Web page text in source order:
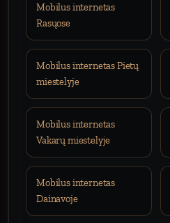
Mobilus internetas
Rasųose
Mobilus internetas Pietų
miestelyje
Mobilus internetas
Vakarų miestelyje
Mobilus internetas
Dainavoje